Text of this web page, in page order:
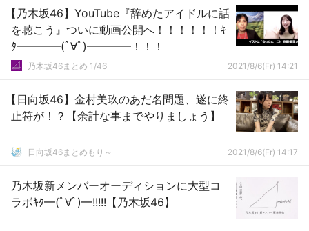
【乃木坂46】YouTube『辞めたアイドルに話
を聴こう』ついに動画公開へ！！！！！！ｷ
ﾀ━━━━(ﾟ∀ﾟ)━━━━！！！
乃木坂46まとめ 1/46 2021/8/6(Fr) 14:21
【日向坂46】金村美玖のあだ名問題、遂に終
止符が！？【余計な事までやりましょう】
日向坂46まとめもり～ 2021/8/6(Fr) 14:17
乃木坂新メンバーオーディションに大型コ
ラボｷﾀ━(ﾟ∀ﾟ)━!!!!!【乃木坂46】